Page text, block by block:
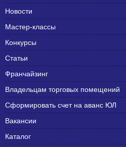
Новости
Мастер-классы
Конкурсы
Статьи
Франчайзинг
Владельцам торговых помещений
Сформировать счет на аванс ЮЛ
Вакансии
Каталог